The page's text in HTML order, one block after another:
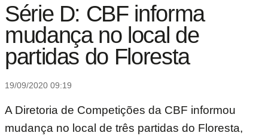
Série D: CBF informa
mudança no local de
partidas do Floresta
19/09/2020 09:19
A Diretoria de Competições da CBF informou
mudança no local de três partidas do Floresta,